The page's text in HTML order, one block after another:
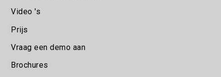
Video 's
Prijs
Vraag een demo aan
Brochures